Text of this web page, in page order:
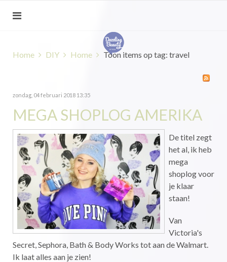
Home DIY Home Toon items op tag: travel
zondag, 04 februari 2018 13:35
MEGA SHOPLOG AMERIKA
De titel zegt
het al, ik heb
mega
shoplog voor
je klaar
staan!
Van
Victoria's
Secret, Sephora, Bath & Body Works tot aan de Walmart.
Ik laat alles aan je zien!